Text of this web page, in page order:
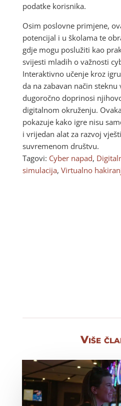
podatke korisnika.
Osim poslovne primjene,
potencijal i u školama te
gdje mogu poslužiti kao
svijesti mladih o važnosti
Interaktivno učenje kroz
da na zabavan način
dugoročno doprinosi
digitalnom okruženju.
pokazuje kako igre nisu
i vrijedan alat za razvoj
suvremenom društvu.
Tagovi: Cyber napad,
simulacija, Virtualno
Više